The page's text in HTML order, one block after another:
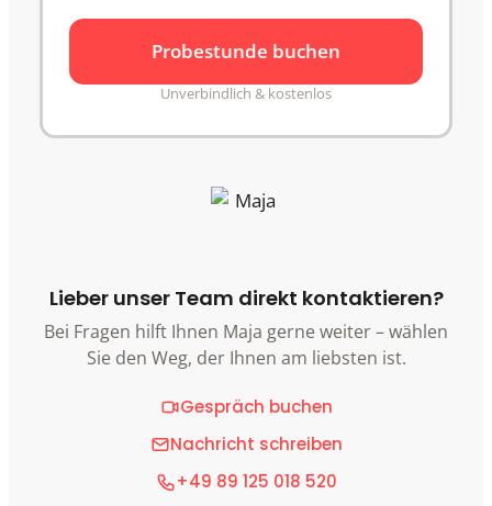
Probestunde buchen
Unverbindlich & kostenlos
Lieber unser Team direkt kontaktieren?
Bei Fragen hilft Ihnen Maja gerne weiter – wählen
Sie den Weg, der Ihnen am liebsten ist.
Gespräch buchen
Nachricht schreiben
+49 89 125 018 520